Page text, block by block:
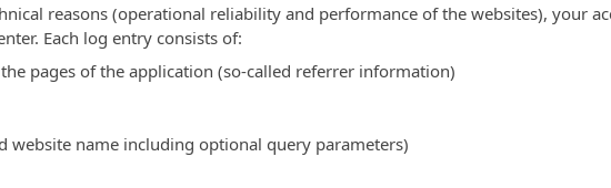
reasons (operational reliability and performance of the websites), your
Each log entry consists of:
pages of the application (so-called referrer information)
website name including optional query parameters)